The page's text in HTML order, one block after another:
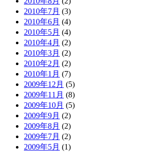
2010年7月 (3)
2010年6月 (4)
2010年5月 (4)
2010年4月 (2)
2010年3月 (2)
2010年2月 (2)
2010年1月 (7)
2009年12月 (5)
2009年11月 (8)
2009年10月 (5)
2009年9月 (2)
2009年8月 (2)
2009年7月 (2)
2009年5月 (1)